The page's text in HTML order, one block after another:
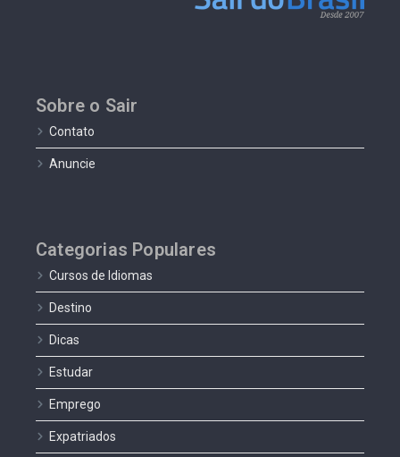
Sobre o Sair
Contato
Anuncie
Categorias Populares
Cursos de Idiomas
Destino
Dicas
Estudar
Emprego
Expatriados